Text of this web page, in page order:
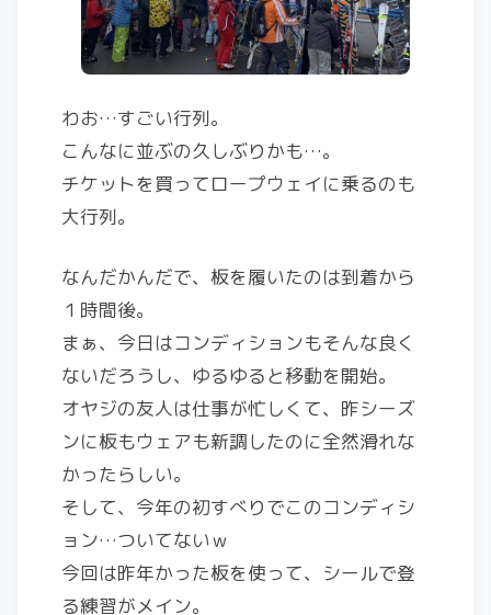
わお…すごい行列。
こんなに並ぶの久しぶりかも…。
チケットを買ってロープウェイに乗るのも
大行列。
なんだかんだで、板を履いたのは到着から
１時間後。
まぁ、今日はコンディションもそんな良く
ないだろうし、ゆるゆると移動を開始。
オヤジの友人は仕事が忙しくて、昨シーズ
ンに板もウェアも新調したのに全然滑れな
かったらしい。
そして、今年の初すべりでこのコンディシ
ョン…ついてないｗ
今回は昨年かった板を使って、シールで登
る練習がメイン。